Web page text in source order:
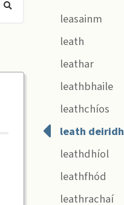
leasainm
leath
leathar
leathbhaile
leathchíos
leath deiridh
leathdhíol
leathfhód
leathrachaí